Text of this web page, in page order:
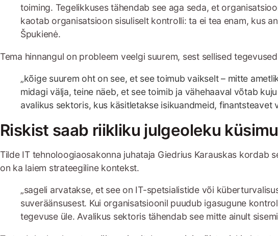
toiming. Tegelikkuses tähendab see aga seda, et
kaotab organisatsioon sisuliselt kontrolli: ta ei tea enam, kus
Špukienė.
Tema hinnangul on probleem veelgi suurem, sest sellised
„kõige suurem oht on see, et see toimub vaikselt – mitte
midagi välja, teine näeb, et see toimib ja vähehaaval võtab
avalikus sektoris, kus käsitletakse isikuandmeid, finantsteavet
Riskist saab riikliku julgeoleku
Tilde IT tehnoloogiaosakonna juhataja Giedrius Karauskas kordab
on ka laiem strateegiline kontekst.
„sageli arvatakse, et see on IT-spetsialistide või
suveräänsusest. Kui organisatsioonil puudub igasugune
tegevuse üle. Avalikus sektoris tähendab see mitte ainult